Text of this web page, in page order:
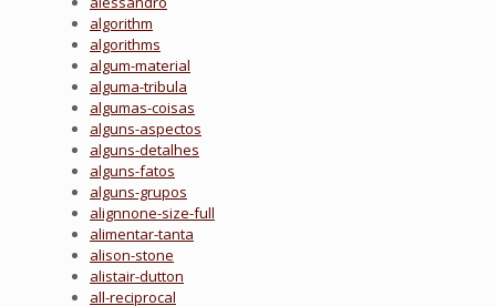
algorithm
algorithms
algum-material
alguma-tribula
algumas-coisas
alguns-aspectos
alguns-detalhes
alguns-fatos
alguns-grupos
alignnone-size-full
alimentar-tanta
alison-stone
alistair-dutton
all-reciprocal